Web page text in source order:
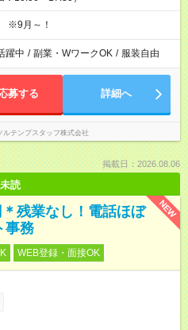
※9月～！
躍中 / 副業・WワークOK / 服装自由
募する 詳細へ
ルテンプスタッフ株式会社
掲載日：2026.08.06
未読
NEW
残業なし！電話ほぼ
事務
WEB登録・面接OK